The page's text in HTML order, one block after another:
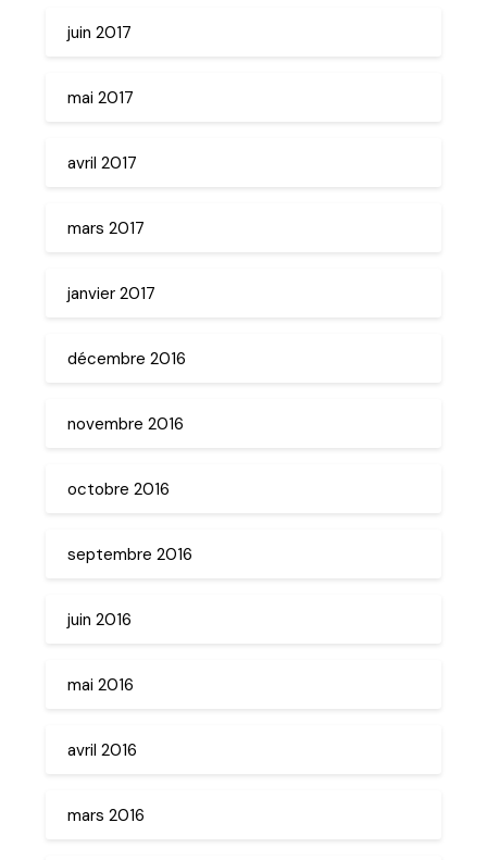
juin 2017
mai 2017
avril 2017
mars 2017
janvier 2017
décembre 2016
novembre 2016
octobre 2016
septembre 2016
juin 2016
mai 2016
avril 2016
mars 2016